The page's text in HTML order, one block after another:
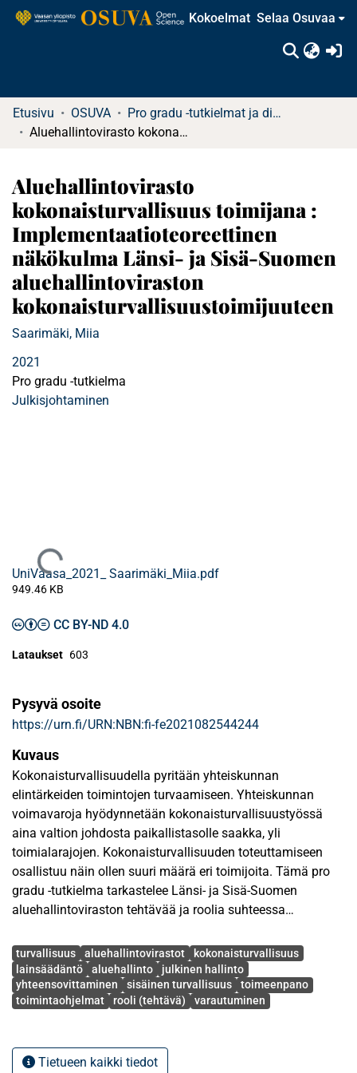
Kokoelmat Selaa Osuvaa
Etusivu OSUVA
Pro gradu -tutkielmat ja diplomityöt
Aluehallintovirasto kokonaisturvallisuus toimijana : Implementaatioteoreettinen näkökulma Länsi- ja Sisä-Suomen aluehallintoviraston kokonaisturvallisuustoimijuuteen
Aluehallintovirasto
kokonaisturvallisuus toimijana :
Implementaatioteoreettinen
näkökulma Länsi- ja Sisä-Suomen
aluehallintoviraston
kokonaisturvallisuustoimijuuteen
Saarimäki, Miia
2021
Pro gradu -tutkielma
Julkisjohtaminen
Ladataan...
UniVaasa_2021_ Saarimäki_Miia.pdf
949.46 KB
CC BY-ND 4.0
Lataukset 603
Pysyvä osoite
https://urn.fi/URN:NBN:fi-fe2021082544244
Kuvaus
Kokonaisturvallisuudella pyritään yhteiskunnan
elintärkeiden toimintojen turvaamiseen. Yhteiskunnan
voimavaroja hyödynnetään kokonaisturvallisuustyössä
aina valtion johdosta paikallistasolle saakka, yli
toimialarajojen. Kokonaisturvallisuuden toteuttamiseen
osallistuu näin ollen suuri määrä eri toimijoita. Tämä pro
gradu -tutkielma tarkastelee Länsi- ja Sisä-Suomen
aluehallintoviraston tehtävää ja roolia suhteessa
kokonaisturvallisuustoimijuutta implementaatioteorian
näkökulmasta. Tutkimuksen tarkasteluajankohta on
vuodesta 2010 vuoteen 2020. Kokonaisturvallisuuden
käsitteen määrittelyä lähestytään tutkimuksessa
viitekehyksenä toimii implementaatioteoria.
Kokonaisturvallisuustyön implementaatiota tarkastellaan
Avainsanat
turvallisuus aluehallintovirastot
kokonaisturvallisuus
lainsäädäntö
aluehallinto
julkinen hallinto
yhteensovittaminen
sisäinen turvallisuus
toimeenpano
toimintaohjelmat
rooli (tehtävä) varautuminen
Tietueen kaikki tiedot